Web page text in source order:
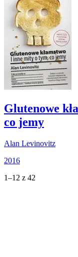
Glutenowe
co jemy
Alan Levinovitz
2016
1–12 z 42